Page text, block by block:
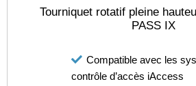
Tourniquet rotatif pleine
PASS IX
Compatible avec les
contrôle d’accès iAccess